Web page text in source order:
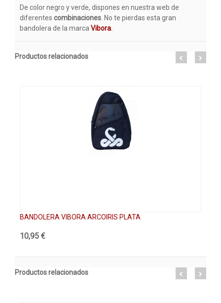
De color negro y verde, dispones en nuestra web de
diferentes combinaciones . No te pierdas esta gran
bandolera de la marca Vibora.
Productos relacionados
BANDOLERA VIBORA ARCOIRIS PLATA
10,95 €
Productos relacionados